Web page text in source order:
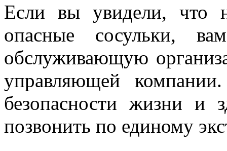
Если вы увидели, что
опасные сосульки,
обслуживающую
управляющей
безопасности жизни и
позвонить по единому